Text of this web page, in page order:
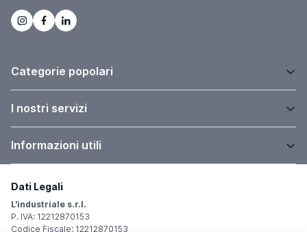
Categorie popolari
I nostri servizi
Informazioni utili
Dati Legali
L'industriale s.r.l.
P. IVA: 12212870153
Codice Fiscale: 12212870153